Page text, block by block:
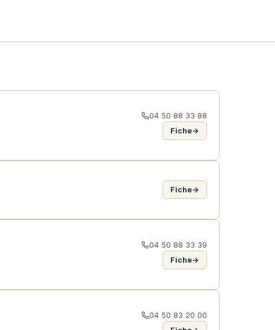
04 50 88 33 88
Fiche→
Fiche→
04 50 88 33 39
Fiche→
04 50 83 20 00